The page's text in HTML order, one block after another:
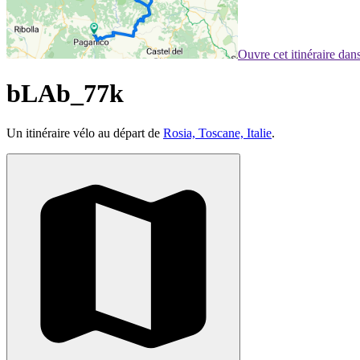
Ouvre cet itinéraire
bLAb_77k
Un itinéraire vélo au départ de Rosia, Toscane, Italie.